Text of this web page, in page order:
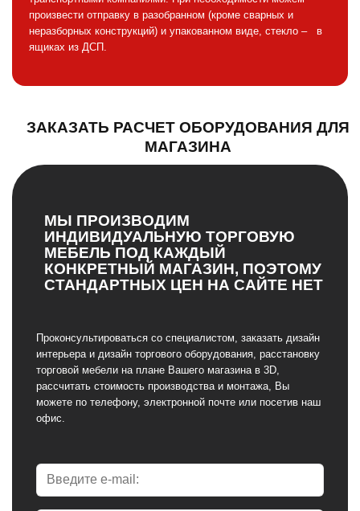
произвести отправку в разобранном (кроме сварных и
неразборных конструкций) и упакованном виде, стекло – в
ящиках из ДСП.
ЗАКАЗАТЬ РАСЧЕТ ОБОРУДОВАНИЯ ДЛЯ
МАГАЗИНА
МЫ ПРОИЗВОДИМ
ИНДИВИДУАЛЬНУЮ ТОРГОВУЮ
МЕБЕЛЬ ПОД КАЖДЫЙ
КОНКРЕТНЫЙ МАГАЗИН, ПОЭТОМУ
СТАНДАРТНЫХ ЦЕН НА САЙТЕ НЕТ
Проконсультироваться со специалистом, заказать дизайн
интерьера и дизайн торгового оборудования, расстановку
торговой мебели на плане Вашего магазина в 3D,
рассчитать стоимость производства и монтажа, Вы
можете по телефону, электронной почте или посетив наш
офис.